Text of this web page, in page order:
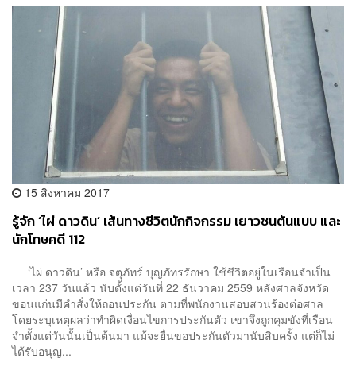
15 สิงหาคม 2017
รู้จัก ‘ไผ่ ดาวดิน’ เส้นทางชีวิตนักกิจกรรม เยาวชนต้นแบบ และ
นักโทษคดี 112
‘ไผ่ ดาวดิน’ หรือ จตุภัทร์ บุญภัทรรักษา ใช้ชีวิตอยู่ในเรือนจำเป็น
เวลา 237 วันแล้ว นับตั้งแต่วันที่ 22 ธันวาคม 2559 หลังศาลจังหวัด
ขอนแก่นมีคำสั่งให้ถอนประกัน ตามที่พนักงานสอบสวนร้องต่อศาล
โดยระบุเหตุผลว่าทำผิดเงื่อนไขการประกันตัว เขาจึงถูกคุมขังที่เรือน
จำตั้งแต่วันนั้นเป็นต้นมา แม้จะยื่นขอประกันตัวมานับสิบครั้ง แต่ก็ไม่
ได้รับอนุญ...